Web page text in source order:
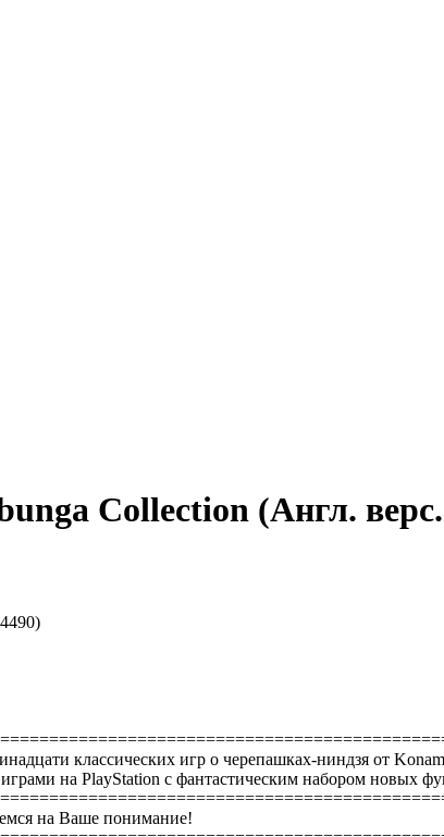
Collection (Англ.
классических игр о черепашках-ниндзя от
на PlayStation с фантастическим набором новых
на Ваше понимание!